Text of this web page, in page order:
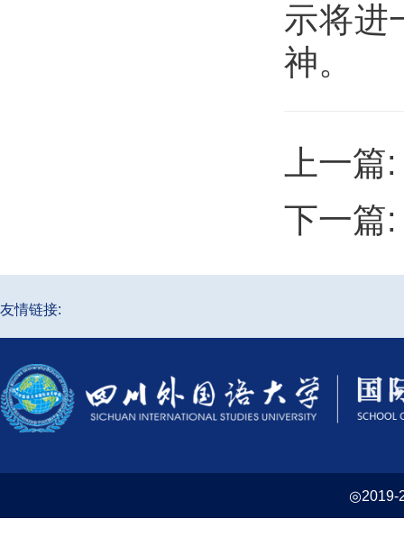
示将进
神。
上一
下一篇
友情链接:
◎2019-